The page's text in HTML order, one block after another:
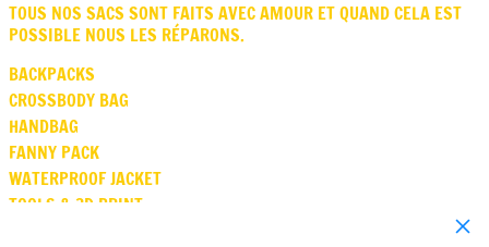
TOUS NOS SACS SONT FAITS AVEC AMOUR ET QUAND CELA EST
POSSIBLE NOUS LES RÉPARONS.
BACKPACKS
CROSSBODY BAG
HANDBAG
FANNY PACK
WATERPROOF JACKET
TOOLS & 3D PRINT
Close